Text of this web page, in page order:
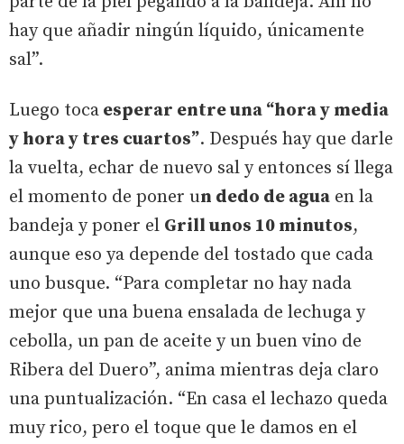
hay que añadir ningún líquido, únicamente
sal”.
Luego toca esperar entre una “hora y media
y hora y tres cuartos”. Después hay que darle
la vuelta, echar de nuevo sal y entonces sí llega
el momento de poner un dedo de agua en la
bandeja y poner el Grill unos 10 minutos,
aunque eso ya depende del tostado que cada
uno busque. “Para completar no hay nada
mejor que una buena ensalada de lechuga y
cebolla, un pan de aceite y un buen vino de
Ribera del Duero”, anima mientras deja claro
una puntualización. “En casa el lechazo queda
muy rico, pero el toque que le damos en el